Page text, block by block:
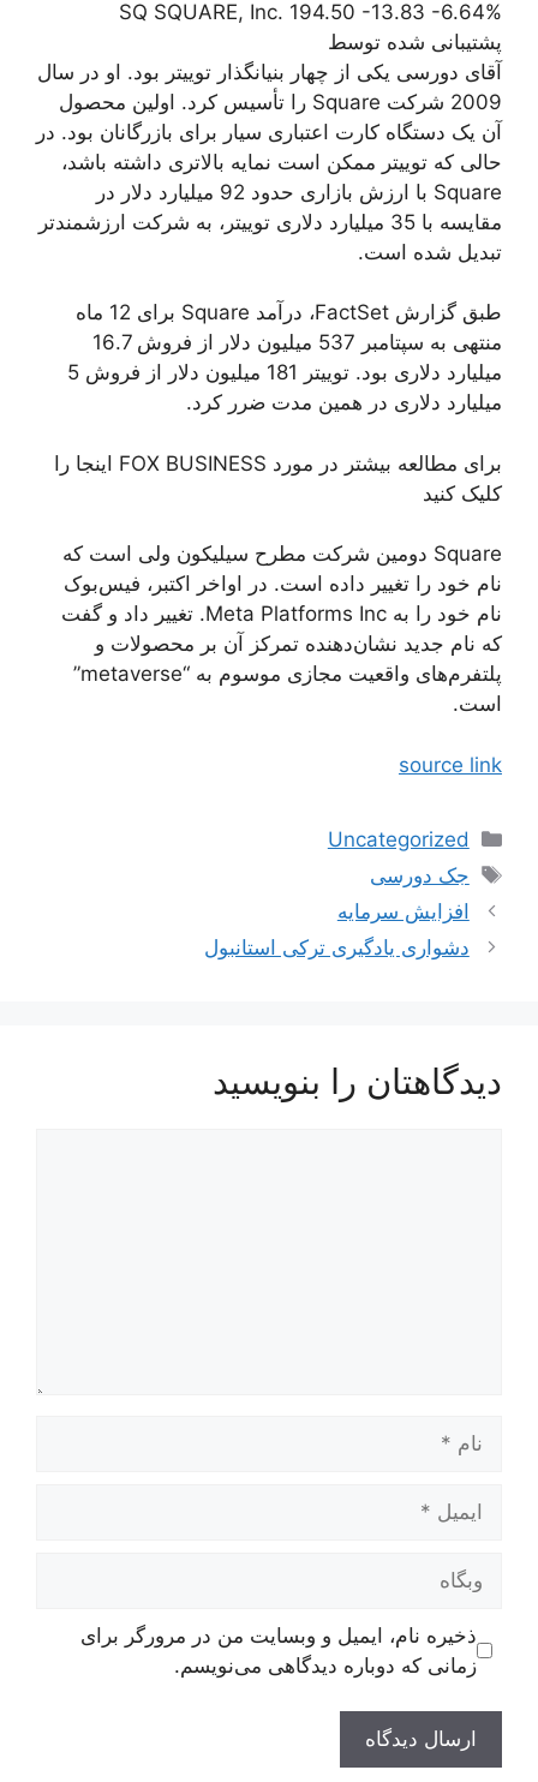
SQ SQUARE, Inc. 194.50 -13.83 -6.64%
پشتیبانی شده توسط
آقای دورسی یکی از چهار بنیانگذار توییتر بود. او در سال
2009 شرکت Square را تأسیس کرد. اولین محصول
آن یک دستگاه کارت اعتباری سیار برای بازرگانان بود. در
حالی که توییتر ممکن است نمایه بالاتری داشته باشد،
Square با ارزش بازاری حدود 92 میلیارد دلار در
مقایسه با 35 میلیارد دلاری توییتر، به شرکت ارزشمندتر
تبدیل شده است.
طبق گزارش FactSet، درآمد Square برای 12 ماه
منتهی به سپتامبر 537 میلیون دلار از فروش 16.7
میلیارد دلاری بود. توییتر 181 میلیون دلار از فروش 5
میلیارد دلاری در همین مدت ضرر کرد.
برای مطالعه بیشتر در مورد FOX BUSINESS اینجا را
کلیک کنید
Square دومین شرکت مطرح سیلیکون ولی است که
نام خود را تغییر داده است. در اواخر اکتبر، فیس‌بوک
نام خود را به Meta Platforms Inc. تغییر داد و گفت
که نام جدید نشان‌دهنده تمرکز آن بر محصولات و
پلتفرم‌های واقعیت مجازی موسوم به “metaverse”
است.
source link
دسته‌ها
Uncategorized
برچسب‌ها
جک دورسی
افزایش سرمایه
دشواری یادگیری ترکی استانبول
دیدگاهتان را بنویسید
وبگاه
ذخیره نام، ایمیل و وبسایت من در مرورگر برای
زمانی که دوباره دیدگاهی می‌نویسم.